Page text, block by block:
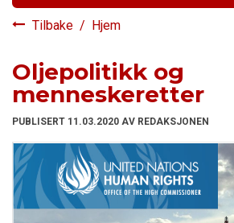
Tilbake / Hjem
Oljepolitikk og
menneskeretter
PUBLISERT 11.03.2020 AV REDAKSJONEN